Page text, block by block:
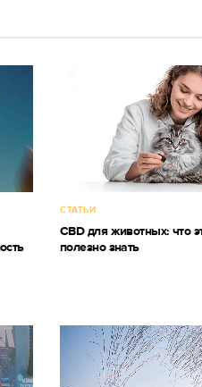
СТАТЬИ
CBD для животных: что
полезно знать